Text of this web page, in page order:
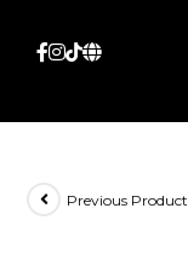
Previous Product